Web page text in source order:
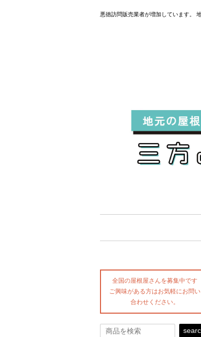
悪徳訪問販売業者が増加しています。
全国の屋根屋さんを募集中です
ご興味がある方はお気軽にお問い
合わせください。